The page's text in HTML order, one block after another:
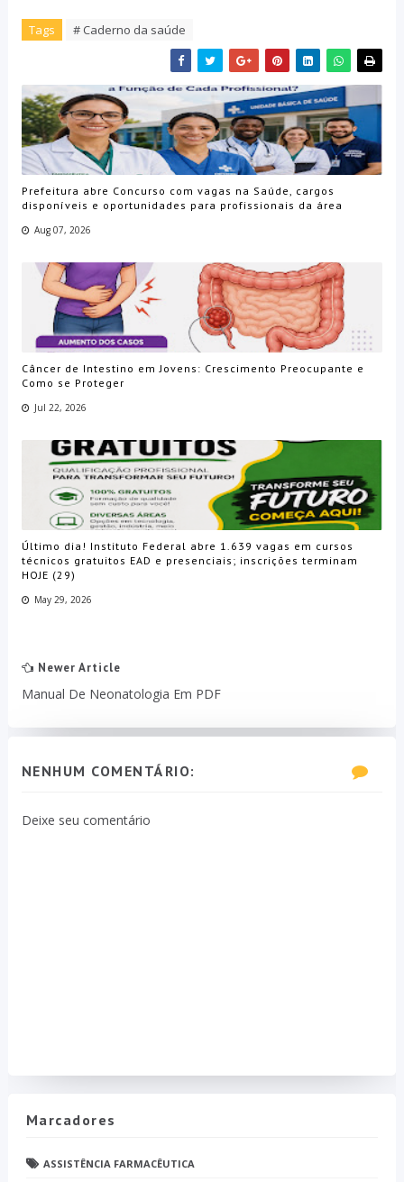
Tags # Caderno da saúde
Prefeitura abre Concurso com vagas na Saúde, cargos
disponíveis e oportunidades para profissionais da área
Aug 07, 2026
Câncer de Intestino em Jovens: Crescimento Preocupante e
Como se Proteger
Jul 22, 2026
Último dia! Instituto Federal abre 1.639 vagas em cursos
técnicos gratuitos EAD e presenciais; inscrições terminam
HOJE (29)
May 29, 2026
Newer Article
Manual De Neonatologia Em PDF
NENHUM COMENTÁRIO:
Deixe seu comentário
Marcadores
ASSISTÊNCIA FARMACÊUTICA